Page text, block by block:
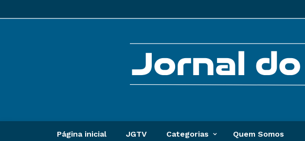
Página inicial JGTV Categorias Quem Somos